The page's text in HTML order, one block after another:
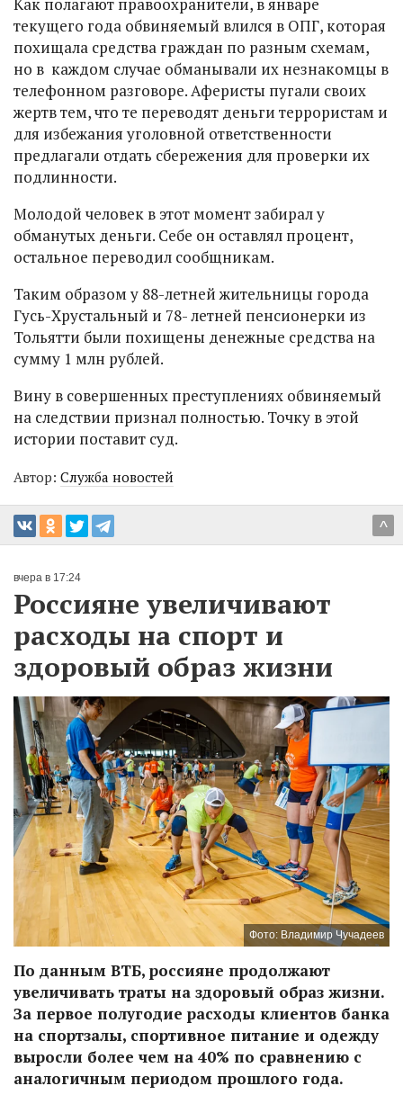
текущего года обвиняемый влился в ОПГ, которая
похищала средства граждан по разным схемам,
но в каждом случае обманывали их незнакомцы в
телефонном разговоре. Аферисты пугали своих
жертв тем, что те переводят деньги террористам и
для избежания уголовной ответственности
предлагали отдать сбережения для проверки их
подлинности.
Молодой человек в этот момент забирал у
обманутых деньги. Себе он оставлял процент,
остальное переводил сообщникам.
Таким образом у 88-летней жительницы города
Гусь-Хрустальный и 78- летней пенсионерки из
Тольятти были похищены денежные средства на
сумму 1 млн рублей.
Вину в совершенных преступлениях обвиняемый
на следствии признал полностью. Точку в этой
истории поставит суд.
Автор: Служба новостей
^
вчера в 17:24
Россияне увеличивают
расходы на спорт и
здоровый образ жизни
Фото: Владимир Чучадеев
По данным ВТБ, россияне продолжают
увеличивать траты на здоровый образ жизни.
За первое полугодие расходы клиентов банка
на спортзалы, спортивное питание и одежду
выросли более чем на 40% по сравнению с
аналогичным периодом прошлого года.